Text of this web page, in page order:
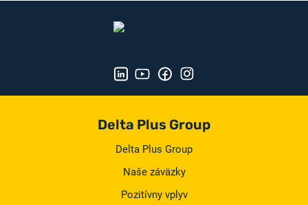
Delta Plus Group
Delta Plus Group
Naše záväzky
Pozitívny vplyv